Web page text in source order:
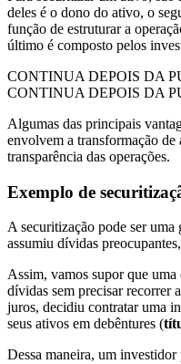
deles é o dono do ativo, o
função de estruturar a
último é composto pelos
CONTINUA DEPOIS DA
CONTINUA DEPOIS DA
Algumas das principais
envolvem a transformação
transparência das operações.
Exemplo de
A securitização pode ser uma
assumiu dívidas
Assim, vamos supor que uma
dívidas sem precisar recorrer
juros, decidiu contratar uma
seus ativos em debêntures (
Dessa maneira, um